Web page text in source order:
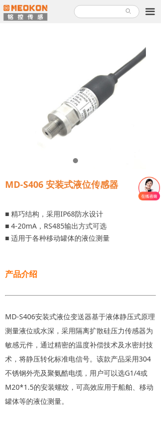
끀
首页
产品使用指南
ꄙ
MD-S406 安装式液位传感器
■ 精巧结构，采用IP68防水设计
■ 4-20mA，RS485输出方式可选
■ 适用于各种移动罐体的液位测量
产品介绍
MD-S406安装式液位变送器基于液体静压式原理
测量液位或水深，采用隔离扩散硅压力传感器为
敏感元件，通过精密的温度补偿技术及水密封技
术，将静压转化标准电信号。该款产品采用304
不锈钢外壳及聚氨酷电缆，用户可以选G1/4或
M20*1.5的安装螺纹，可高效应用于船舶、移动
罐体等的液位测量。